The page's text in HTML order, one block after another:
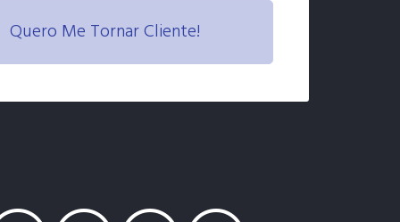
Quero Me Tornar Cliente!